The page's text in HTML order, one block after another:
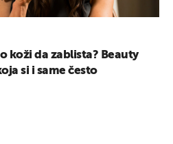
koži da zablista? Beauty
si i same često